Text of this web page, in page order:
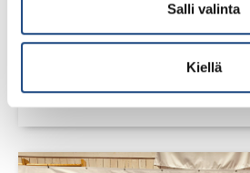
Salli valinta
Kiellä
Pentti Vauhkoselle
huomionosoitus